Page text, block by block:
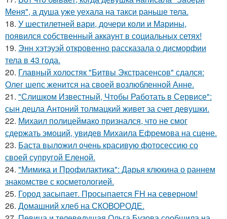
Меня", а душа уже уехала на такси раньше тела.
18. У шестилетней вари, дочери коли и Марины,
появился собственный аккаунт в социальных сетях!
19. Энн хэтэуэй откровенно рассказала о дисморфии
тела в 43 года.
20. Главный холостяк "Битвы Экстрасенсов" сдался:
Олег шепс женится на своей возлюбленной Анне.
21. "Слишком Известный, Чтобы Работать в Сервисе":
сын децла Антоний толмацкий живет за счет девушки.
22. Михаил полицеймако признался, что не смог
сдержать эмоций, увидев Михаила Ефремова на сцене.
23. Баста выложил очень красивую фотосессию со
своей супругой Еленой.
24. "Мимика и Профилактика": Дарья клюкина о раннем
знакомстве с косметологией.
25. Город засыпает. Просыпается FH на северном!
26. Домашний хлеб на СКОВОРОДЕ.